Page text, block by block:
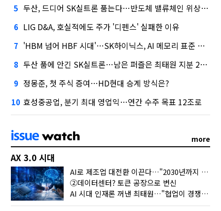
5 두산, 드디어 SK실트론 품는다…반도체 밸류체인 위상 강화
6 LIG D&A, 호실적에도 주가 '디펜스' 실패한 이유
7 'HBM 넘어 HBF 시대'…SK하이닉스, AI 메모리 표준 선점 나섰다
8 두산 품에 안긴 SK실트론…남은 퍼즐은 최태원 지분 29.4%
9 정몽준, 첫 주식 증여…HD현대 승계 방식은?
10 효성중공업, 분기 최대 영업익…연간 수주 목표 12조로
more
AX 3.0 시대
AI로 제조업 대전환 이끈다…"2030년까지 민관합동 20조 투자"
②데이터센터? 토큰 공장으로 변신
AI 시대 인재론 꺼낸 최태원…"협업이 경쟁력"